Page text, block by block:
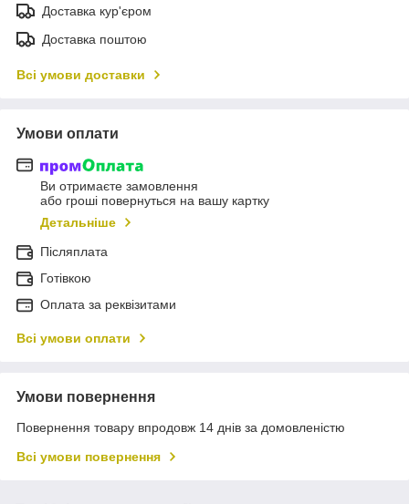
Доставка кур'єром
Доставка поштою
Всі умови доставки
Умови оплати
Ви отримаєте замовлення
або гроші повернуться на вашу картку
Детальніше
Післяплата
Готівкою
Оплата за реквізитами
Всі умови оплати
Умови повернення
Повернення товару впродовж 14 днів за домовленістю
Всі умови повернення